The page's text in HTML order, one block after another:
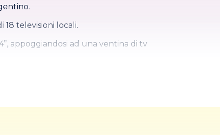
18 televisioni locali.
appoggiandosi ad una ventina di tv
Chiesa e la moglie Emanuela Setti